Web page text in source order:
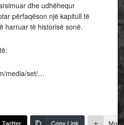
dhe udhëhequr
përfaqëson një kapitull të
harruar të historisë sonë.
media/set/…
Twitter Copy Link More